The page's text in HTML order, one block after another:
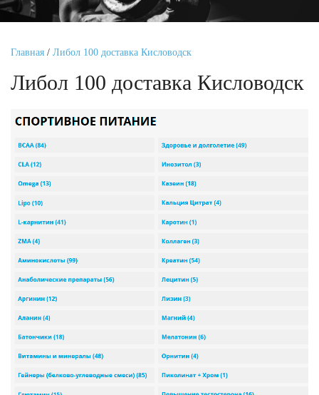
Главная / Либол 100 доставка Кисловодск
Либол 100 доставка Кисловодск